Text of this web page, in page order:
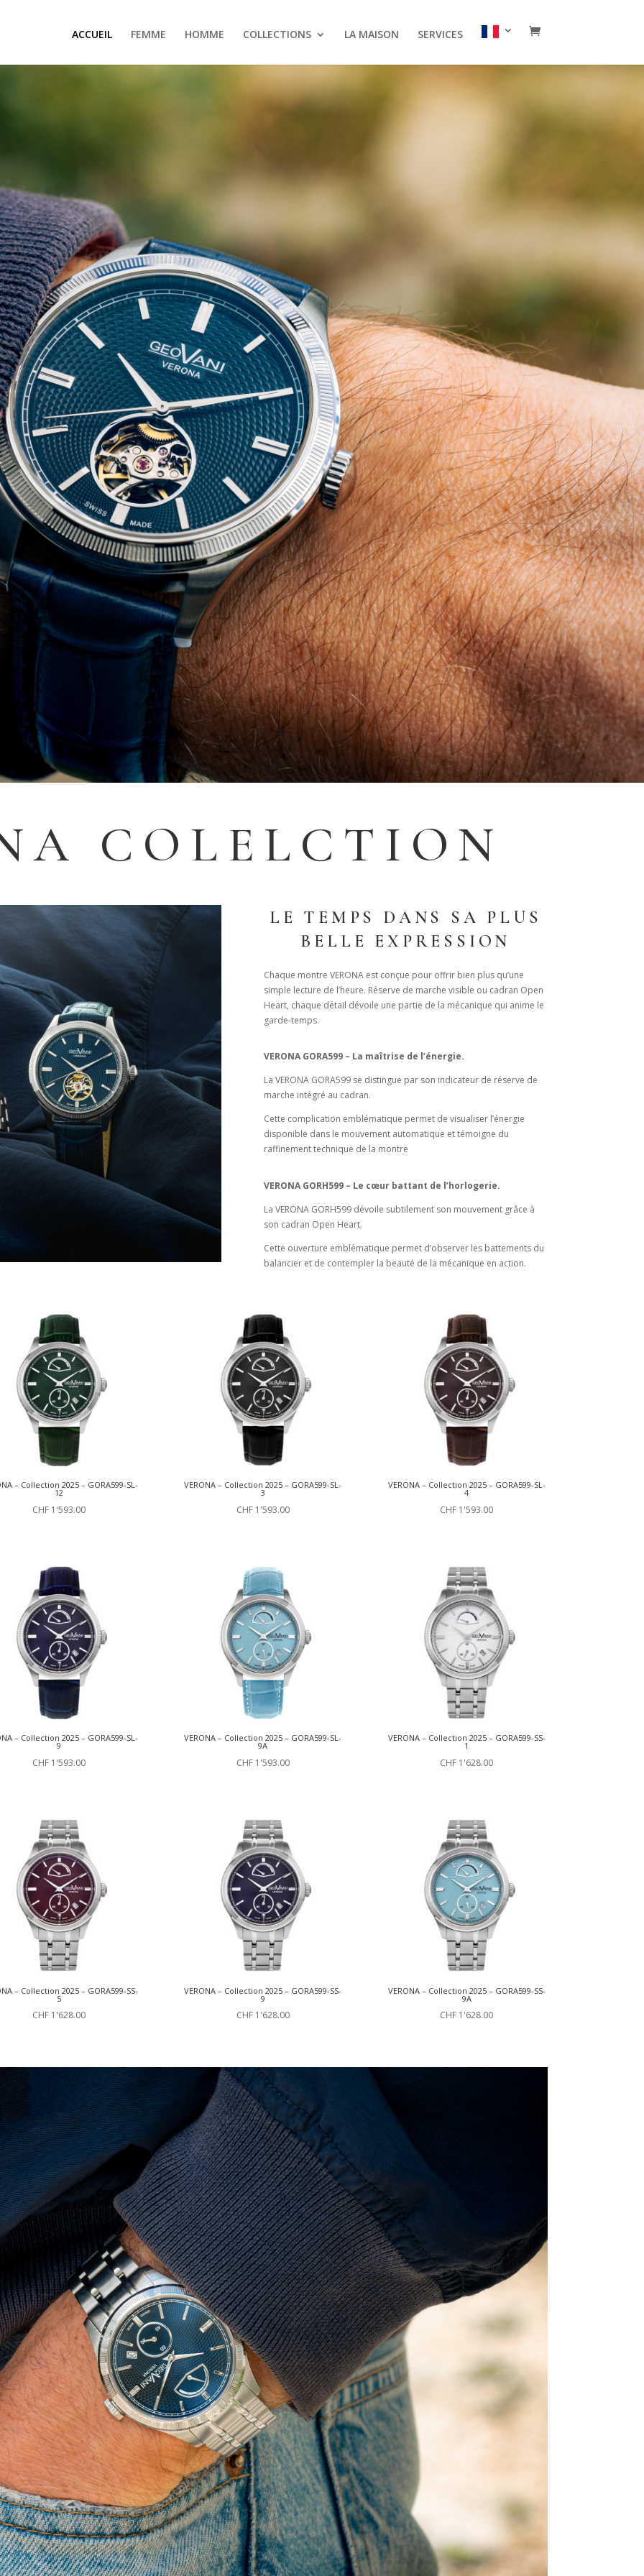
ACCUEIL FEMME HOMME COLLECTIONS LA MAISON SERVICES
COLELCTION
LE TEMPS DANS SA PLUS
BELLE EXPRESSION
Chaque montre VERONA est conçue pour offrir bien plus qu’une
simple lecture de l’heure. Réserve de marche visible ou cadran Open
Heart, chaque détail dévoile une partie de la mécanique qui anime le
garde-temps.
VERONA GORA599 – La maîtrise de l’énergie.
La VERONA GORA599 se distingue par son indicateur de réserve de
marche intégré au cadran.
Cette complication emblématique permet de visualiser l’énergie
disponible dans le mouvement automatique et témoigne du
raffinement technique de la montre
VERONA GORH599 – Le cœur battant de l’horlogerie.
La VERONA GORH599 dévoile subtilement son mouvement grâce à
son cadran Open Heart.
Cette ouverture emblématique permet d’observer les battements du
balancier et de contempler la beauté de la mécanique en action.
– Collection 2025 – GORA599-SL-
12
CHF 1'593.00
VERONA – Collection 2025 – GORA599-SL-
3
CHF1'593.00
VERONA – Collection 2025 – GORA599-SL-
4
CHF 1'593.00
– Collection 2025 – GORA599-SL-
9
CHF 1'593.00
VERONA – Collection 2025 – GORA599-SL-
9A
CHF1'593.00
VERONA – Collection 2025 – GORA599-SS-
1
CHF 1'628.00
– Collection 2025 – GORA599-SS-
5
CHF 1'628.00
VERONA – Collection 2025 – GORA599-SS-
9
CHF1'628.00
VERONA – Collection 2025 – GORA599-SS-
9A
CHF 1'628.00